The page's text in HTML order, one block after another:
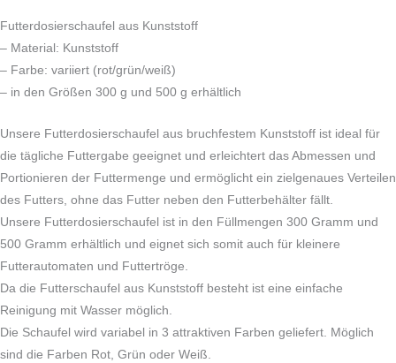
Futterdosierschaufel aus Kunststoff
– Material: Kunststoff
– Farbe: variiert (rot/grün/weiß)
– in den Größen 300 g und 500 g erhältlich
Unsere Futterdosierschaufel aus bruchfestem Kunststoff ist ideal für
die tägliche Futtergabe geeignet und erleichtert das Abmessen und
Portionieren der Futtermenge und ermöglicht ein zielgenaues Verteilen
des Futters, ohne das Futter neben den Futterbehälter fällt.
Unsere Futterdosierschaufel ist in den Füllmengen 300 Gramm und
500 Gramm erhältlich und eignet sich somit auch für kleinere
Futterautomaten und Futtertröge.
Da die Futterschaufel aus Kunststoff besteht ist eine einfache
Reinigung mit Wasser möglich.
Die Schaufel wird variabel in 3 attraktiven Farben geliefert. Möglich
sind die Farben Rot, Grün oder Weiß.